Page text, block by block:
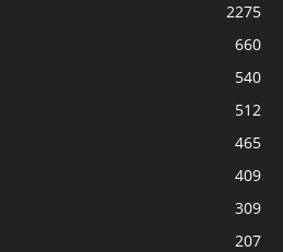
2275
660
540
512
465
409
309
207